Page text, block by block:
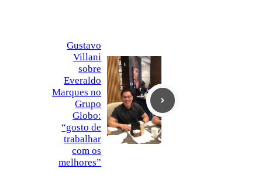
Gustavo
Villani
sobre
Everaldo
Marques no
Grupo
Globo:
“gosto de
trabalhar
com os
melhores”